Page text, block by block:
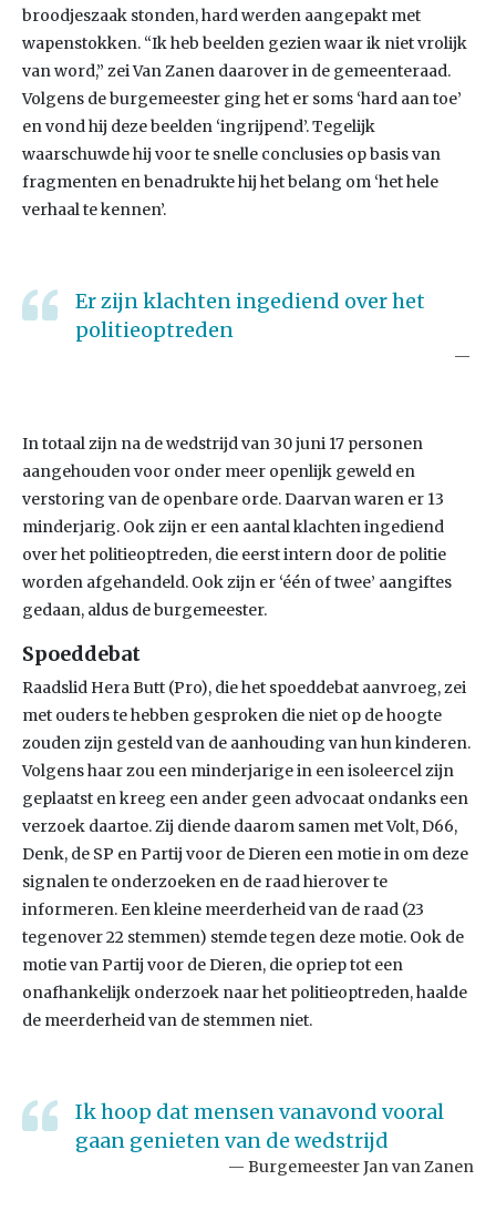
broodjeszaak stonden, hard werden aangepakt met
wapenstokken. “Ik heb beelden gezien waar ik niet vrolijk
van word,” zei Van Zanen daarover in de gemeenteraad.
Volgens de burgemeester ging het er soms ‘hard aan toe’
en vond hij deze beelden ‘ingrijpend’. Tegelijk
waarschuwde hij voor te snelle conclusies op basis van
fragmenten en benadrukte hij het belang om ‘het hele
verhaal te kennen’.
Er zijn klachten ingediend over het
politieoptreden
In totaal zijn na de wedstrijd van 30 juni 17 personen
aangehouden voor onder meer openlijk geweld en
verstoring van de openbare orde. Daarvan waren er 13
minderjarig. Ook zijn er een aantal klachten ingediend
over het politieoptreden, die eerst intern door de politie
worden afgehandeld. Ook zijn er ‘één of twee’ aangiftes
gedaan, aldus de burgemeester.
Spoeddebat
Raadslid Hera Butt (Pro), die het spoeddebat aanvroeg, zei
met ouders te hebben gesproken die niet op de hoogte
zouden zijn gesteld van de aanhouding van hun kinderen.
Volgens haar zou een minderjarige in een isoleercel zijn
geplaatst en kreeg een ander geen advocaat ondanks een
verzoek daartoe. Zij diende daarom samen met Volt, D66,
Denk, de SP en Partij voor de Dieren een motie in om deze
signalen te onderzoeken en de raad hierover te
informeren. Een kleine meerderheid van de raad (23
tegenover 22 stemmen) stemde tegen deze motie. Ook de
motie van Partij voor de Dieren, die opriep tot een
onafhankelijk onderzoek naar het politieoptreden, haalde
de meerderheid van de stemmen niet.
Ik hoop dat mensen vanavond vooral
gaan genieten van de wedstrijd
Burgemeester Jan van Zanen